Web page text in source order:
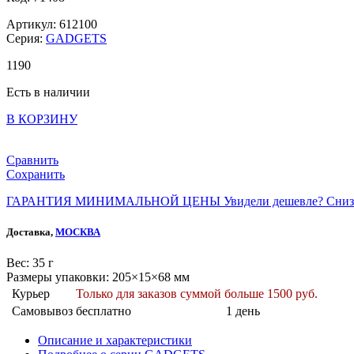
Артикул: 612100
Серия: GADGETS
1190
Есть в наличии
В КОРЗИНУ
Сравнить
Сохранить
ГАРАНТИЯ МИНИМАЛЬНОЙ ЦЕНЫ Увидели дешевле?
Доставка, МОСКВА
Веc: 35 г
Размеры упаковки: 205×15×68 мм
Курьер
Только для заказов суммой больше 1500 руб.
Самовывоз бесплатно 1 день
Описание и характеристики